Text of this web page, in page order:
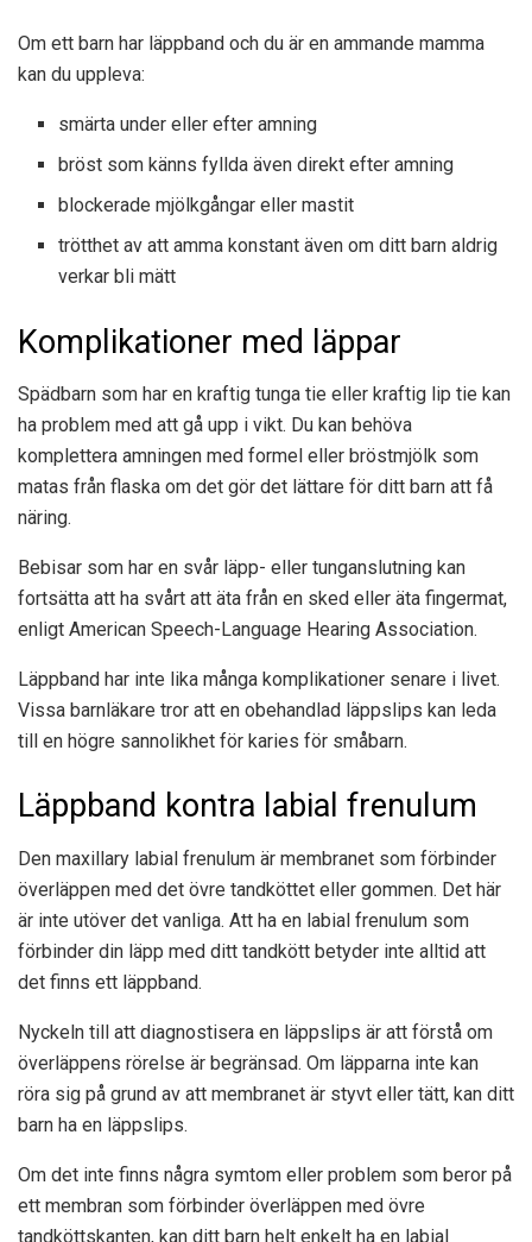
Om ett barn har läppband och du är en ammande mamma
kan du uppleva:
smärta under eller efter amning
bröst som känns fyllda även direkt efter amning
blockerade mjölkgångar eller mastit
trötthet av att amma konstant även om ditt barn aldrig
verkar bli mätt
Komplikationer med läppar
Spädbarn som har en kraftig tunga tie eller kraftig lip tie kan
ha problem med att gå upp i vikt. Du kan behöva
komplettera amningen med formel eller bröstmjölk som
matas från flaska om det gör det lättare för ditt barn att få
näring.
Bebisar som har en svår läpp- eller tunganslutning kan
fortsätta att ha svårt att äta från en sked eller äta fingermat,
enligt American Speech-Language Hearing Association.
Läppband har inte lika många komplikationer senare i livet.
Vissa barnläkare tror att en obehandlad läppslips kan leda
till en högre sannolikhet för karies för småbarn.
Läppband kontra labial frenulum
Den maxillary labial frenulum är membranet som förbinder
överläppen med det övre tandköttet eller gommen. Det här
är inte utöver det vanliga. Att ha en labial frenulum som
förbinder din läpp med ditt tandkött betyder inte alltid att
det finns ett läppband.
Nyckeln till att diagnostisera en läppslips är att förstå om
överläppens rörelse är begränsad. Om läpparna inte kan
röra sig på grund av att membranet är styvt eller tätt, kan ditt
barn ha en läppslips.
Om det inte finns några symtom eller problem som beror på
ett membran som förbinder överläppen med övre
tandköttskanten, kan ditt barn helt enkelt ha en labial